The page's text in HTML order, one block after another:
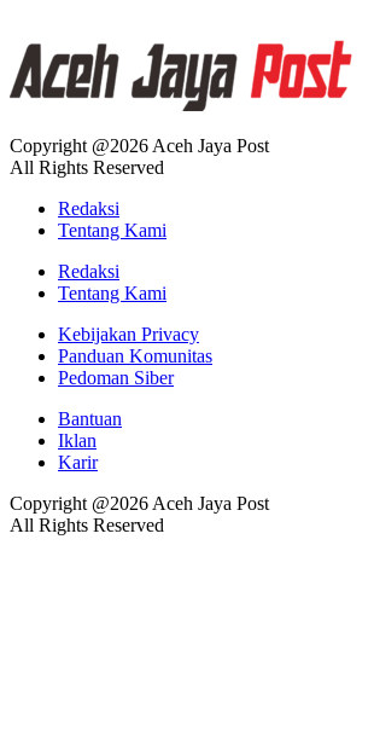
Copyright @2026 Aceh Jaya Post
All Rights Reserved
Redaksi
Tentang Kami
Redaksi
Tentang Kami
Kebijakan Privacy
Panduan Komunitas
Pedoman Siber
Bantuan
Iklan
Karir
Copyright @2026 Aceh Jaya Post
All Rights Reserved